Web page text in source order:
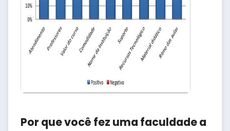
Por que você fez uma faculdade a